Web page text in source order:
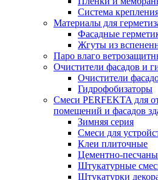
Система
Материалы для
Фасадные
Жгуты из
Паро влаго
Очистители фасадов и
Очистители
Гидрофобизаторы
Смеси PERFEKTA для
помещений и фасадов
Зимняя серия
Смеси для
Клеи плиточные
Цементно-
Штукатурные
Штукатурки